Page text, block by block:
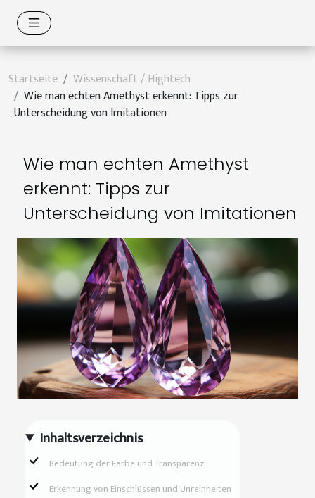
Startseite
Wissenschaft / Hightech
Wie man echten Amethyst erkennt: Tipps zur
Unterscheidung von Imitationen
Wie man echten Amethyst
erkennt: Tipps zur
Unterscheidung von Imitationen
Inhaltsverzeichnis
Bedeutung der Farbe und Transparenz
Erkennung von Einschlüssen und Unreinheiten